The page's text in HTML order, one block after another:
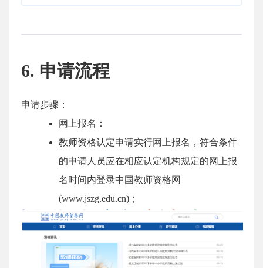
6. 申请流程
申请步骤：
网上报名：
教师资格认定申请实行网上报名，符合条件
的申请人员应在相应认定机构规定的网上报
名时间内登录中国教师资格网
(www.jszg.edu.cn)；